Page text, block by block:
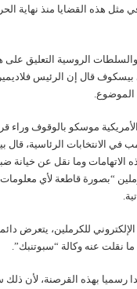
مثل هذه القضايا منذ نهاية
الروسية التعليق على
قال إن الرئيس
موسكو بالوقوف وراء
في الانتخابات الرئاسية،
الاتهامات وما نقل عن خيانة
“بصورة قاطعة لأي
للكرملين، يتعرض
نقلت عنه وكالة “سبوتنبك”.
رسميا بهذه القرصنة،